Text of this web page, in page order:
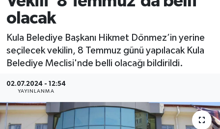
olacak
Kula Belediye Başkanı Hikmet Dönmez’in yerine
seçilecek vekilin, 8 Temmuz günü yapılacak Kula
Belediye Meclisi'nde belli olacağı bildirildi.
02.07.2024 - 12:54
YAYINLANMA
ÖZEL HABER
Programlar
YAŞAM